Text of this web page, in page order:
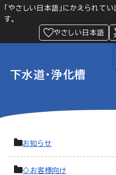
「やさしい日本語」にかえられて
す。
やさしい日本語
下水道・浄化槽
お知らせ
◇お客様向け